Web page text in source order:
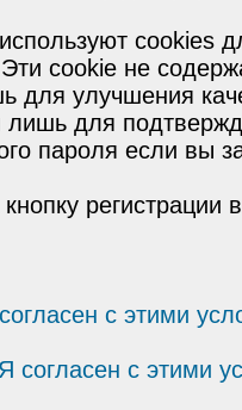
cookies
cookie не
для улучшения
лишь для
пароля если вы
регистрации
с этими
Я согласен с этими